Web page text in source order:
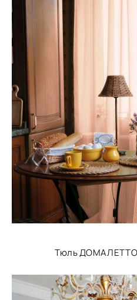
Тюль ДОМАЛЕТТО